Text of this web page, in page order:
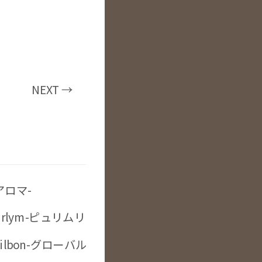
NEXT →
ロマ-
ピュリムリペアスキャルプシャンプー-
グローバルミルボン-